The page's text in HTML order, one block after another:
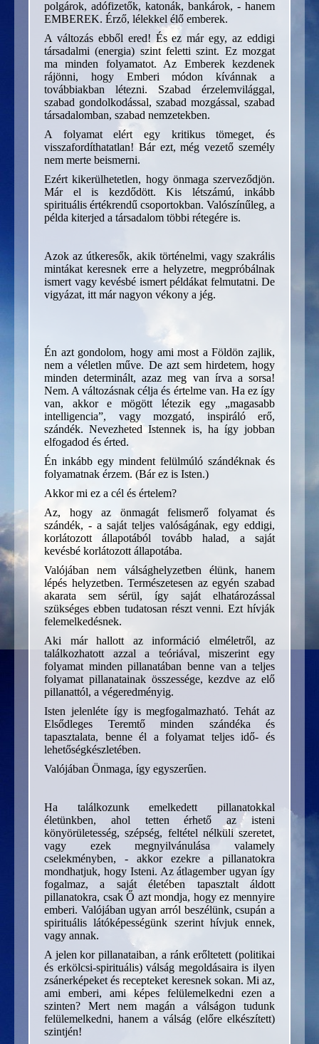
polgárok, adófizetők, katonák, bankárok, - hanem
EMBEREK. Érző, lélekkel élő emberek.
A változás ebből ered! És ez már egy, az eddigi
társadalmi (energia) szint feletti szint. Ez mozgat
ma minden folyamatot. Az Emberek kezdenek
rájönni, hogy Emberi módon kívánnak a
továbbiakban létezni. Szabad érzelemvilággal,
szabad gondolkodással, szabad mozgással, szabad
társadalomban, szabad nemzetekben.
A folyamat elért egy kritikus tömeget, és
visszafordíthatatlan! Bár ezt, még vezető személy
nem merte beismerni.
Ezért kikerülhetetlen, hogy önmaga szerveződjön.
Már el is kezdődött. Kis létszámú, inkább
spirituális értékrendű csoportokban. Valószínűleg, a
példa kiterjed a társadalom többi rétegére is.
Azok az útkeresők, akik történelmi, vagy szakrális
mintákat keresnek erre a helyzetre, megpróbálnak
ismert vagy kevésbé ismert példákat felmutatni. De
vigyázat, itt már nagyon vékony a jég.
Én azt gondolom, hogy ami most a Földön zajlik,
nem a véletlen műve. De azt sem hirdetem, hogy
minden determinált, azaz meg van írva a sorsa!
Nem. A változásnak célja és értelme van. Ha ez így
van, akkor e mögött létezik egy „magasabb
intelligencia”, vagy mozgató, inspiráló erő,
szándék. Nevezheted Istennek is, ha így jobban
elfogadod és érted.
Én inkább egy mindent felülmúló szándéknak és
folyamatnak érzem. (Bár ez is Isten.)
Akkor mi ez a cél és értelem?
Az, hogy az önmagát felismerő folyamat és
szándék, - a saját teljes valóságának, egy eddigi,
korlátozott állapotából tovább halad, a saját
kevésbé korlátozott állapotába.
Valójában nem válsághelyzetben élünk, hanem
lépés helyzetben. Természetesen az egyén szabad
akarata sem sérül, így saját elhatározással
szükséges ebben tudatosan részt venni. Ezt hívják
felemelkedésnek.
Aki már hallott az információ elméletről, az
találkozhatott azzal a teóriával, miszerint egy
folyamat minden pillanatában benne van a teljes
folyamat pillanatainak összessége, kezdve az elő
pillanattól, a végeredményig.
Isten jelenléte így is megfogalmazható. Tehát az
Elsődleges Teremtő minden szándéka és
tapasztalata, benne él a folyamat teljes idő- és
lehetőségkészletében.
Valójában Önmaga, így egyszerűen.
Ha találkozunk emelkedett pillanatokkal
életünkben, ahol tetten érhető az isteni
könyörületesség, szépség, feltétel nélküli szeretet,
vagy ezek megnyilvánulása valamely
cselekményben, - akkor ezekre a pillanatokra
mondhatjuk, hogy Isteni. Az átlagember ugyan így
fogalmaz, a saját életében tapasztalt áldott
pillanatokra, csak Ő azt mondja, hogy ez mennyire
emberi. Valójában ugyan arról beszélünk, csupán a
spirituális látóképességünk szerint hívjuk ennek,
vagy annak.
A jelen kor pillanataiban, a ránk erőltetett (politikai
és erkölcsi-spirituális) válság megoldásaira is ilyen
zsánerképeket és recepteket keresnek sokan. Mi az,
ami emberi, ami képes felülemelkedni ezen a
szinten? Mert nem magán a válságon tudunk
felülemelkedni, hanem a válság (előre elkészített)
szintjén!